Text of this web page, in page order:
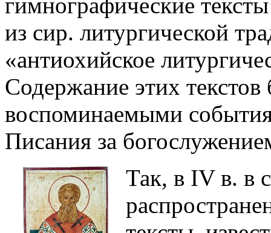
из сир. литургической
«антиохийское
Содержание этих текстов
воспоминаемыми
Писания за
Так, в IV в. в